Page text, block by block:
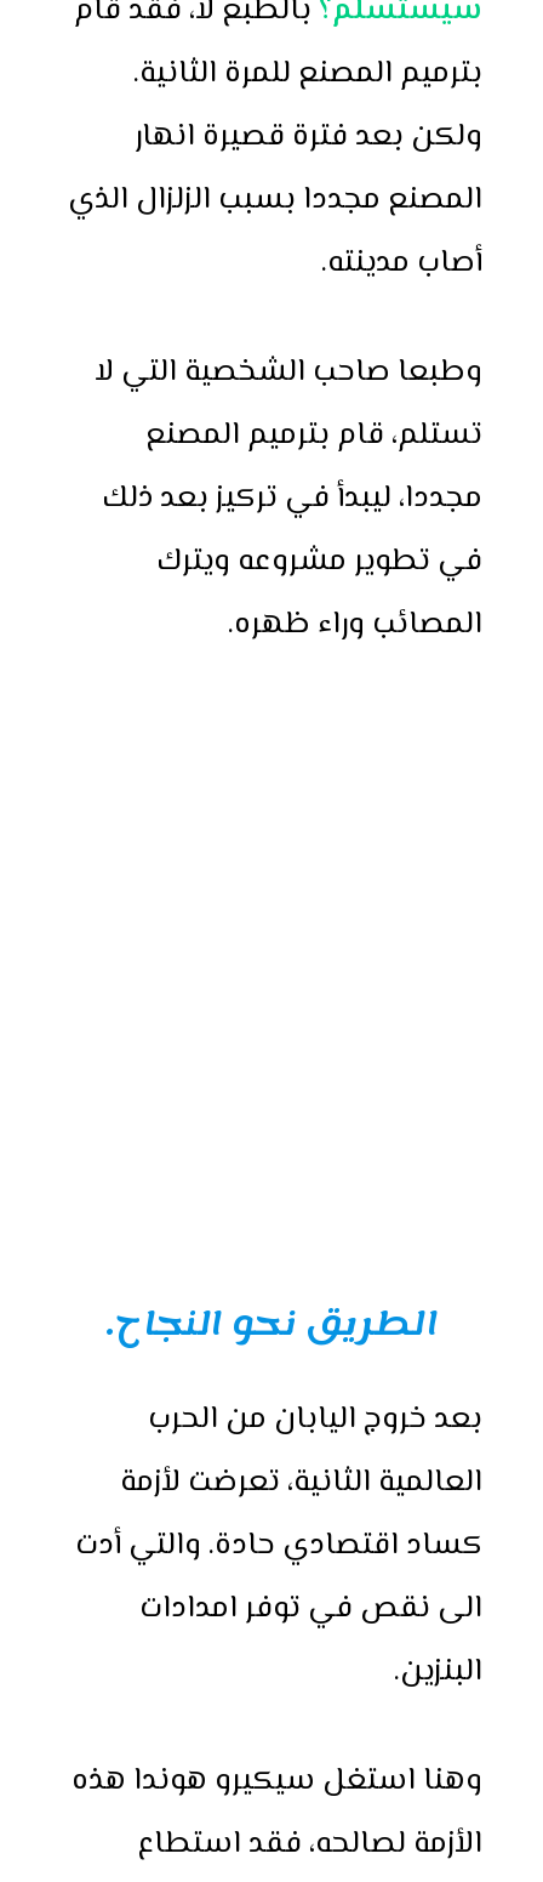
سيستسلم؟ بالطبع لا، فقد قام
بترميم المصنع للمرة الثانية.
ولكن بعد فترة قصيرة انهار
المصنع مجددا بسبب الزلزال الذي
أصاب مدينته.
وطبعا صاحب الشخصية التي لا
تستلم، قام بترميم المصنع
مجددا، ليبدأ في تركيز بعد ذلك
في تطوير مشروعه ويترك
المصائب وراء ظهره.
الطريق نحو النجاح.
بعد خروج اليابان من الحرب
العالمية الثانية، تعرضت لأزمة
كساد اقتصادي حادة. والتي أدت
الى نقص في توفر امدادات
البنزين.
وهنا استغل سيكيرو هوندا هذه
الأزمة لصالحه، فقد استطاع